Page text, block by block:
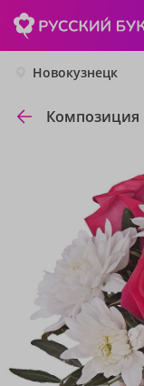
Новокузнецк